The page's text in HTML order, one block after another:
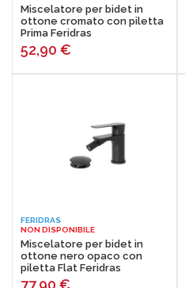
Miscelatore per bidet in
ottone cromato con piletta
Prima Feridras
52,90 €
FERIDRAS
NON DISPONIBILE
Miscelatore per bidet in
ottone nero opaco con
piletta Flat Feridras
77,90 €